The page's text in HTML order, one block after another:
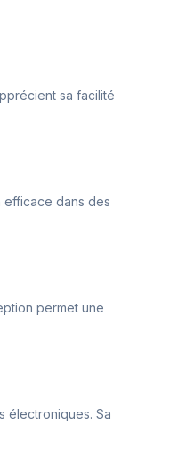
sa facilité
efficace dans des
permet une
électroniques. Sa